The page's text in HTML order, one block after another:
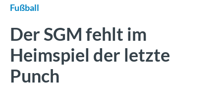
Fußball
Der SGM fehlt im
Heimspiel der letzte
Punch